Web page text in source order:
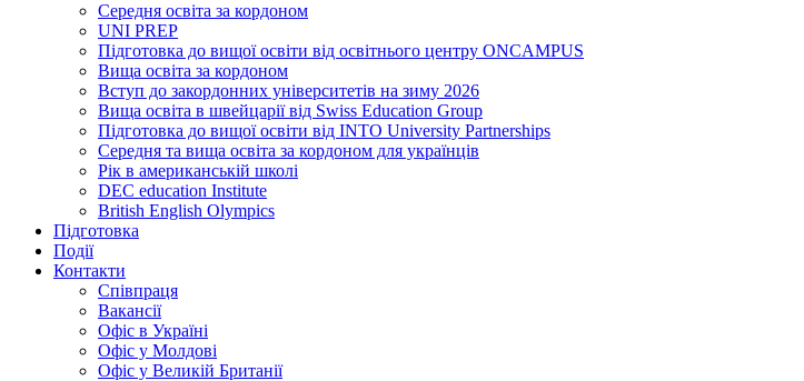
Середня освіта за кордоном
UNI PREP
Підготовка до вищої освіти від освітнього центру ONCAMPUS
Вища освіта за кордоном
Вступ до закордонних університетів на зиму 2026
Вища освіта в швейцарії від Swiss Education Group
Підготовка до вищої освіти від INTO University Partnerships
Середня та вища освіта за кордоном для українців
Рік в американській школі
DEC education Institute
British English Olympics
Підготовка
Події
Контакти
Співпраця
Вакансії
Офіс в Україні
Офіс у Молдові
Офіс у Великій Британії